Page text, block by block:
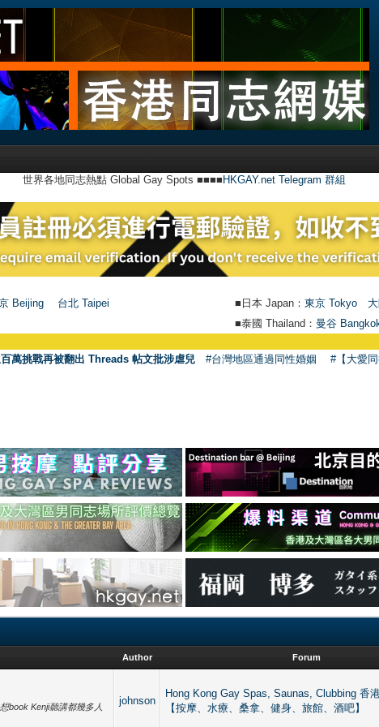
世界各地同志熱點 Global Gay Spots ■■■■ HKGAY.net Telegram 群組
Beijing 台北 Taipei ■日本 Japan： 東京 Tokyo
■泰國 Thailand： 曼谷
萬挑戰再被翻出 Threads 帖文批涉虐兒 #台灣地區通過同性婚姻 #【大愛
Author Forum
book Kenji聽講都幾多人
johnson
Hong Kong Gay Spas, Saunas, Clubbing 香
【按摩、水療、桑拿、健身、旅館、酒吧】